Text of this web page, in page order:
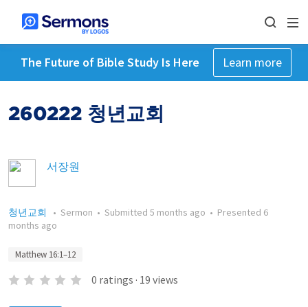
The Future of Bible Study Is Here Learn more
260222 청년교회
서장원
청년교회 • Sermon • Submitted 5 months ago • Presented 6
months ago
Matthew 16:1–12
0 ratings · 19 views